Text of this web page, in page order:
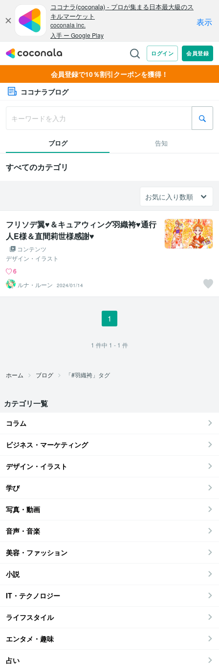
会員登録で10％割引クーポンを獲得！
ココナラブログ
ブログ 告知
すべてのカテゴリ
フリソデ翼♥＆キュアウィング羽織袴♥通行
人E様＆直間莉世様感謝♥
コンテンツ
デザイン・イラスト
6
ルナ・ルーン
2024/01/14
1
1 件中 1 - 1 件
ホーム ブログ 「#羽織袴」タグ
カテゴリ一覧
コラム
ビジネス・マーケティング
デザイン・イラスト
学び
写真・動画
音声・音楽
美容・ファッション
小説
IT・テクノロジー
ライフスタイル
エンタメ・趣味
占い